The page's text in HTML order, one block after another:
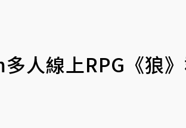
人線上RPG《狼